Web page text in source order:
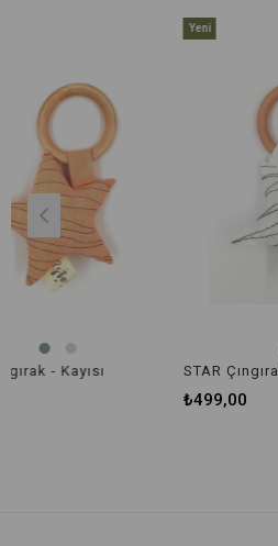
STAR Çıngırak - Beyaz